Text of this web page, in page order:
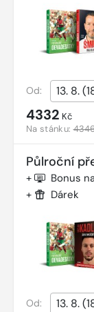
Od:
4332 Kč
Na stánku:
Půlroční
+ Bonus
+ Dárek
Od: